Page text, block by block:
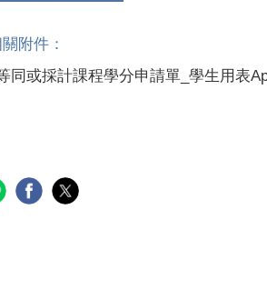
同或採計課程學分申請單_學生用表